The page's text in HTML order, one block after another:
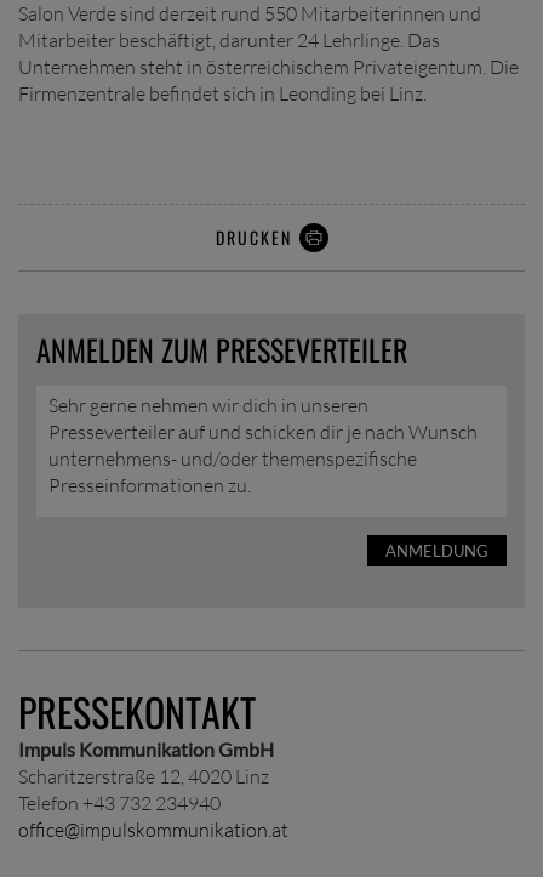
Salon Verde sind derzeit rund 550 Mitarbeiterinnen und
Mitarbeiter beschäftigt, darunter 24 Lehrlinge. Das
Unternehmen steht in österreichischem Privateigentum. Die
Firmenzentrale befindet sich in Leonding bei Linz.
DRUCKEN
ANMELDEN ZUM PRESSEVERTEILER
Sehr gerne nehmen wir dich in unseren
Presseverteiler auf und schicken dir je nach Wunsch
unternehmens- und/oder themenspezifische
Presseinformationen zu.
ANMELDUNG
PRESSEKONTAKT
Impuls Kommunikation GmbH
Scharitzerstraße 12, 4020 Linz
Telefon +43 732 234940
office@impulskommunikation.at